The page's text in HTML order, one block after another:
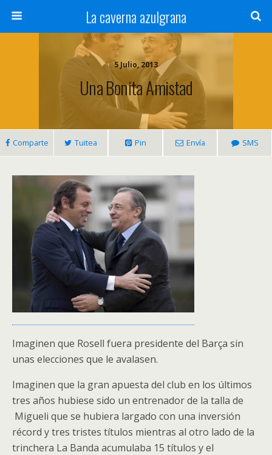
La caverna azulgrana
5 Julio, 2013
Una Bonita Amistad
Comparte Tuitea Pin Envía SMS
Imaginen que Rosell fuera presidente del Barça sin
unas elecciones que le avalasen.
Imaginen que la gran apuesta del club en los últimos
tres años hubiese sido un entrenador de la talla de
Migueli que se hubiera largado con una inversión
récord y tres tristes títulos mientras al otro lado de la
trinchera La Banda acumulaba 15 títulos y el